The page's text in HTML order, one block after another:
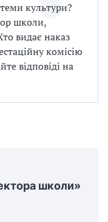
культури?
школи,
видає наказ
комісію
відповіді на
школи»